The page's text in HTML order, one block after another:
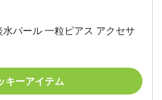
水パール 一粒ピアス アクセサ
キーアイテム